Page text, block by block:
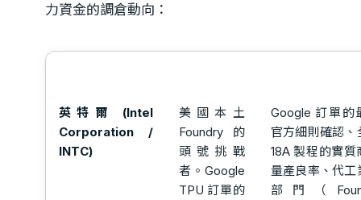
力資金的調倉動向：
英特爾 (Intel
Corporation /
INTC)
美國本土
Foundry 的
頭號挑戰
者。Google
TPU 訂單的
Google 訂單的
官方細則確認、
18A 製程的實質
量產良率、代工
部門（